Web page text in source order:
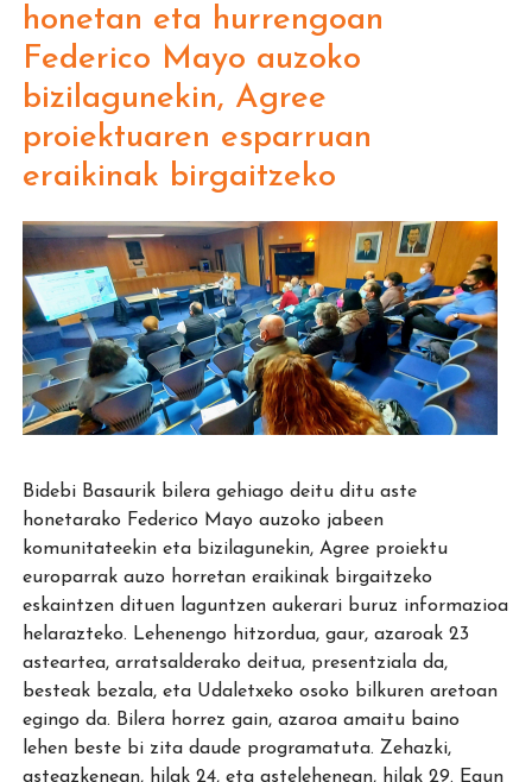
honetan eta hurrengoan
Federico Mayo auzoko
bizilagunekin, Agree
proiektuaren esparruan
eraikinak birgaitzeko
Bidebi Basaurik bilera gehiago deitu ditu aste
honetarako Federico Mayo auzoko jabeen
komunitateekin eta bizilagunekin, Agree proiektu
europarrak auzo horretan eraikinak birgaitzeko
eskaintzen dituen laguntzen aukerari buruz informazioa
helarazteko. Lehenengo hitzordua, gaur, azaroak 23
asteartea, arratsalderako deitua, presentziala da,
besteak bezala, eta Udaletxeko osoko bilkuren aretoan
egingo da. Bilera horrez gain, azaroa amaitu baino
lehen beste bi zita daude programatuta. Zehazki,
asteazkenean, hilak 24, eta astelehenean, hilak 29. Egun